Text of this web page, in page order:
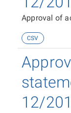
Approval of
CSV
12/